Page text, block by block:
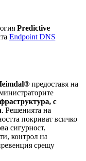
Predictive
Endpoint DNS
предоставя на
с
. Решенията на
покриват всичко
сигурност,
контрол на
срещу